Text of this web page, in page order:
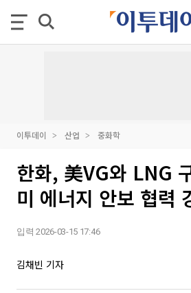
이투데이 산업 중화학
한화, 美VG와 LNG
미 에너지 안보 협력
입력 2026-03-15 17:46
김채빈 기자